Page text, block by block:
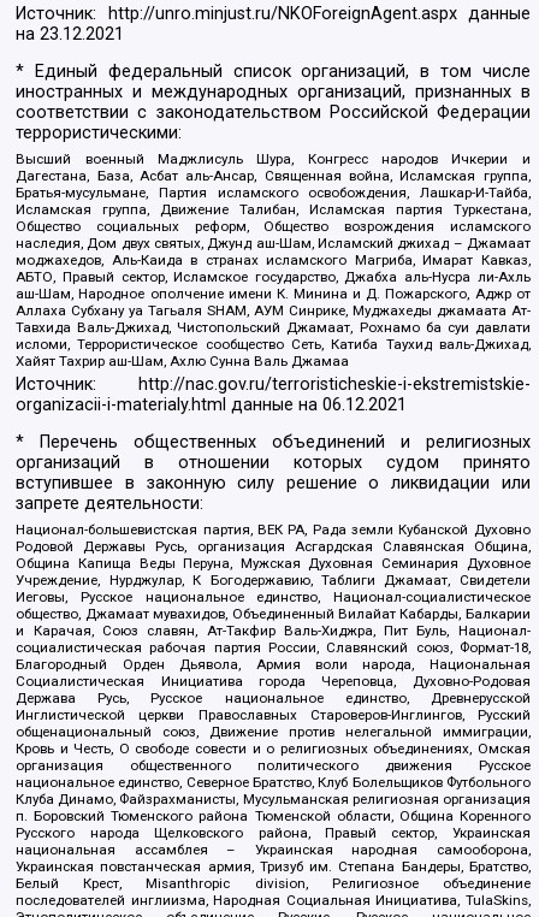
Источник: http://unro.minjust.ru/NKOForeignAgent.aspxданные
на23.12.2021
* Единый федеральный список организаций, в том числе
иностранных и международных организаций, признанных в
соответствии с законодательством Российской Федерации
террористическими:
Высший военный Маджлисуль Шура, Конгресс народов Ичкерии и
Дагестана, База, Асбат аль-Ансар, Священная война, Исламская группа,
Братья-мусульмане, Партия исламского освобождения, Лашкар-И-Тайба,
Исламская группа, Движение Талибан, Исламская партия Туркестана,
Общество социальных реформ, Общество возрождения исламского
наследия, Дом двух святых, Джунд аш-Шам, Исламский джихад – Джамаат
моджахедов, Аль-Каида в странах исламского Магриба, Имарат Кавказ,
АБТО, Правый сектор, Исламское государство, Джабха аль-Нусра ли-Ахль
аш-Шам, Народное ополчение имени К. Минина и Д. Пожарского, Аджр от
Аллаха Субхану уа Тагьаля SHAM, АУМ Синрике, Муджахеды джамаата Ат-
Тавхида Валь-Джихад, Чистопольский Джамаат, Рохнамо ба суи давлати
исломи, Террористическое сообщество Сеть, Катиба Таухид валь-Джихад,
Хайят Тахрир аш-Шам, Ахлю Сунна Валь Джамаа
Источник:
http://nac.gov.ru/terroristicheskie-i-ekstremistskie-
organizacii-i-materialy.html данные на06.12.2021
* Перечень общественных объединений и религиозных
организаций в отношении которых судом принято
вступившее в законную силу решение о ликвидации или
запрете деятельности:
Национал-большевистская партия, ВЕК РА, Рада земли Кубанской Духовно
Родовой Державы Русь, организация Асгардская Славянская Община,
Община Капища Веды Перуна, Мужская Духовная Семинария Духовное
Учреждение, Нурджулар, К Богодержавию, Таблиги Джамаат, Свидетели
Иеговы, Русское национальное единство, Национал-социалистическое
общество, Джамаат мувахидов, Объединенный Вилайат Кабарды, Балкарии
и Карачая, Союз славян, Ат-Такфир Валь-Хиджра, Пит Буль, Национал-
социалистическая рабочая партия России, Славянский союз, Формат-18,
Благородный Орден Дьявола, Армия воли народа, Национальная
Социалистическая Инициатива города Череповца, Духовно-Родовая
Держава Русь, Русское национальное единство, Древнерусской
Инглистической церкви Православных Староверов-Инглингов, Русский
общенациональный союз, Движение против нелегальной иммиграции,
Кровь и Честь, О свободе совести и о религиозных объединениях, Омская
организация общественного политического движения Русское
национальное единство, Северное Братство, Клуб Болельщиков Футбольного
Клуба Динамо, Файзрахманисты, Мусульманская религиозная организация
п. Боровский Тюменского района Тюменской области, Община Коренного
Русского народа Щелковского района, Правый сектор, Украинская
национальная ассамблея – Украинская народная самооборона,
Украинская повстанческая армия, Тризуб им. Степана Бандеры, Братство,
Белый Крест, Misanthropic division, Религиозное объединение
последователей инглиизма, Народная Социальная Инициатива, TulaSkins,